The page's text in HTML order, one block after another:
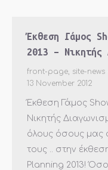
Έκθεση Γάμος
2013 – Νικητής
front-page, site-news
13 November 2012
Έκθεση Γάμος
Νικητής
όλους όσους μας
τους .. στην
Planning 2013!